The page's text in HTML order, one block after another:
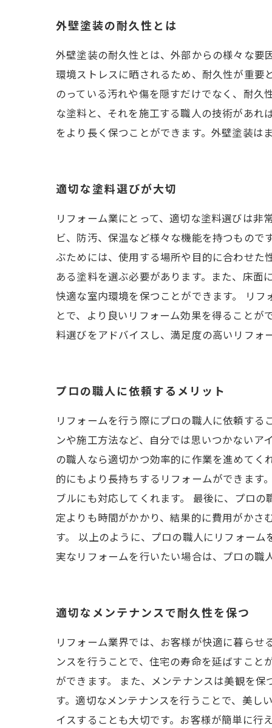
外壁塗装の耐久性とは
外壁塗装の耐久性とは、外部からの様々な要
環境ストレスに晒されるため、耐久性が重要
のっている汚れや傷を隠すだけでなく、耐久
な塗料と、それを施工する職人の技術があ
をより長く保つことができます。外壁塗装は
適切な塗料選びが大切
リフォーム業にとって、適切な塗料選びは
ビ、防汚、保温など様々な機能を持つもの
ぶためには、使用する場所や目的に合わせた
ある塗料を選ぶ必要があります。また、床
快適な室内環境を保つことができます。 リ
とで、より良いリフォーム効果を得ること
料選びをアドバイスし、満足度の高いリフォ
プロの職人に依頼するメリット
リフォームを行う際にプロの職人に依頼す
ンや施工方法など、自分では思いつかない
の職人なら適切かつ効率的に作業を進めて
的にもより長持ちするリフォームができま
ブルにも対応してくれます。 最後に、プロ
定よりも時間がかかり、結果的に費用がか
す。 以上のように、プロの職人にリフォー
実なリフォームを行いたい場合は、プロの職
適切なメンテナンスで耐久性を保つ
リフォーム業界では、お客様が快適に暮ら
ンスを行うことで、住宅の寿命を延ばすこ
ができます。 また、メンテナンスは美観を
す。適切なメンテナンスを行うことで、美し
イスすることも大切です。お客様が簡単に行